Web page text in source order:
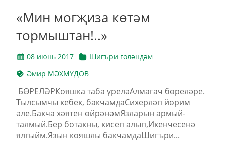
«Мин могҗиза көтәм
тормыштан!..»
08 июнь 2017
Шигъри гөләндәм
Әмир МӘХМҮДОВ
БӨРЕЛӘРКояшка таба үреләАлмагач бөреләре.
Тылсымчы кебек, бакчамдаСихерләп йөрим
әле.Бакча хәятен өйрәнәмЯзларын армый-
талмый.Бер ботакны, кисеп алып,Икенчесенә
ялгыйм.Язын кояшлы бакчамдаШигъри...